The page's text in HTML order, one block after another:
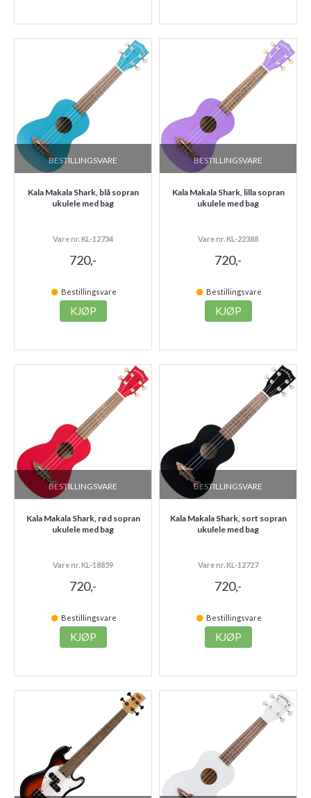
BESTILLINGSVARE
Kala Makala Shark, blå sopran
ukulele med bag
Vare nr. KL-12734
720,-
Bestillingsvare
KJØP
BESTILLINGSVARE
Kala Makala Shark, lilla sopran
ukulele med bag
Vare nr. KL-22388
720,-
Bestillingsvare
KJØP
BESTILLINGSVARE
Kala Makala Shark, rød sopran
ukulele med bag
Vare nr. KL-18859
720,-
Bestillingsvare
KJØP
BESTILLINGSVARE
Kala Makala Shark, sort sopran
ukulele med bag
Vare nr. KL-12727
720,-
Bestillingsvare
KJØP